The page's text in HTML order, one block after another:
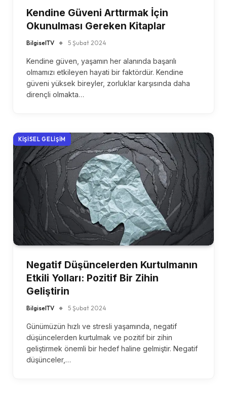
Kendine Güveni Arttırmak İçin
Okunulması Gereken Kitaplar
BilgiselTV 5 Şubat 2024
Kendine güven, yaşamın her alanında başarılı
olmamızı etkileyen hayati bir faktördür. Kendine
güveni yüksek bireyler, zorluklar karşısında daha
dirençli olmakta…
KIŞISEL GELIŞIM
Negatif Düşüncelerden Kurtulmanın
Etkili Yolları: Pozitif Bir Zihin
Geliştirin
BilgiselTV 5 Şubat 2024
Günümüzün hızlı ve stresli yaşamında, negatif
düşüncelerden kurtulmak ve pozitif bir zihin
geliştirmek önemli bir hedef haline gelmiştir. Negatif
düşünceler,…